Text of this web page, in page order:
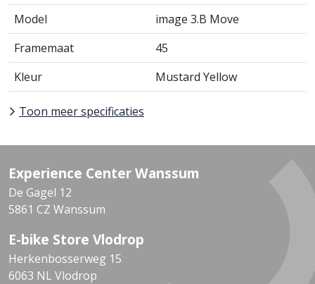
Model
image 3.B Move
Framemaat
45
Kleur
Mustard Yellow
Toon meer specificaties
Experience Center Wanssum
De Gagel 12
5861 CZ Wanssum
E-bike Store Vlodrop
Herkenbosserweg 15
6063 NL Vlodrop